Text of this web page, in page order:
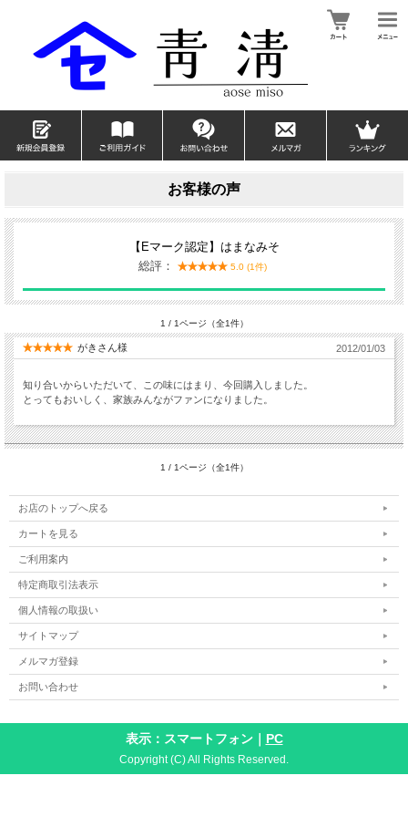
お客様の声
【Eマーク認定】はまなみそ
総評：
5.0 (1件)
1 / 1ページ（全1件）
がきさん様 2012/01/03
知り合いからいただいて、この味にはまり、今回購入しました。
とってもおいしく、家族みんながファンになりました。
1 / 1ページ（全1件）
お店のトップへ戻る
カートを見る
ご利用案内
特定商取引法表示
個人情報の取扱い
サイトマップ
メルマガ登録
お問い合わせ
表示：スマートフォン｜ PC
Copyright (C) All Rights Reserved.